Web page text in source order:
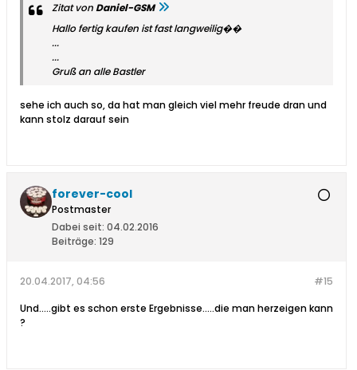
Zitat vonDaniel-GSM
Hallo fertig kaufen ist fast langweilig��
...
...
Gruß an alle Bastler
sehe ich auch so, da hat man gleich viel mehr freude dran und
kann stolz darauf sein
forever-cool
Postmaster
Dabei seit: 04.02.2016
Beiträge: 129
#15
20.04.2017, 04:56
Und.....gibt es schon erste Ergebnisse.....die man herzeigen kann
?